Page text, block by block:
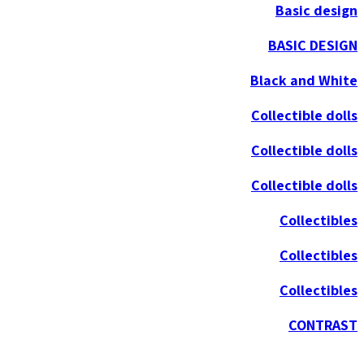
Basic design
BASIC DESIGN
Black and White
Collectible dolls
Collectible dolls
Collectible dolls
Collectibles
Collectibles
Collectibles
CONTRAST